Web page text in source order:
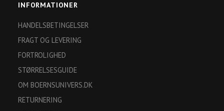
INFORMATIONER
HANDELSBETINGELSER
FRAGT OG LEVERING
FORTROLIGHED
STØRRELSESGUIDE
OM BOERNSUNIVERS.DK
RETURNERING